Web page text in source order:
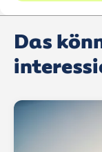
Das